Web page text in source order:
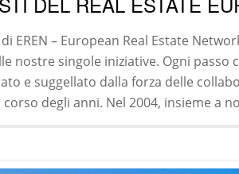
EREN – European Real Estate
nostre singole iniziative. Ogni passo
e suggellato dalla forza delle
degli anni. Nel 2004, insieme a